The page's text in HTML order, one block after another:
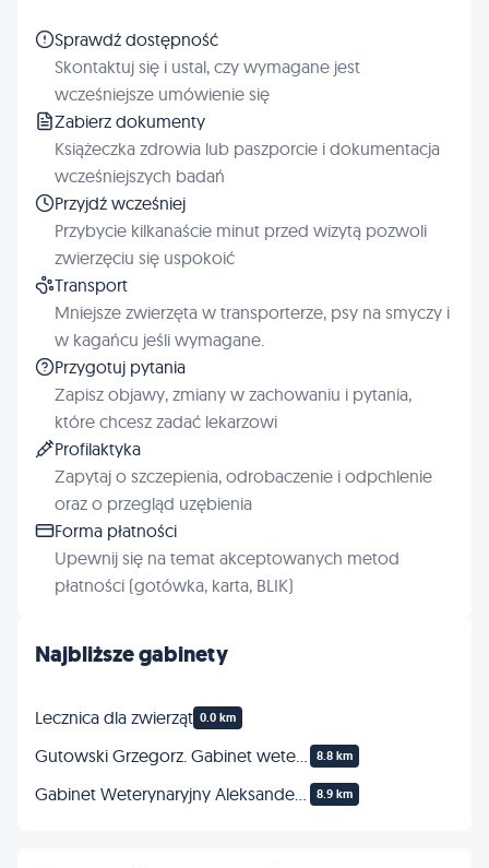
Najbliższe gabinety
Lecznica dla zwierząt 0.0 km
8.8 km
8.9 km
Sprawdź dostępność
Skontaktuj się i ustal, czy wymagane jest
wcześniejsze umówienie się
Zabierz dokumenty
Książeczka zdrowia lub paszporcie i dokumentacja
wcześniejszych badań
Przyjdź wcześniej
Przybycie kilkanaście minut przed wizytą pozwoli
zwierzęciu się uspokoić
Transport
Mniejsze zwierzęta w transporterze, psy na smyczy i
w kagańcu jeśli wymagane.
Przygotuj pytania
Zapisz objawy, zmiany w zachowaniu i pytania,
które chcesz zadać lekarzowi
Profilaktyka
Zapytaj o szczepienia, odrobaczenie i odpchlenie
oraz o przegląd uzębienia
Forma płatności
Upewnij się na temat akceptowanych metod
płatności (gotówka, karta, BLIK)